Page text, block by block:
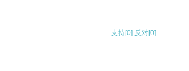
支持[0] 反对[0]